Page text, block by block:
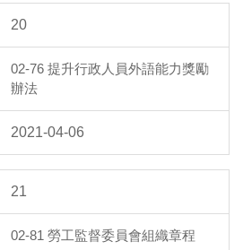
20
02-76 提升行政人員外語能力獎勵
辦法
2021-04-06
21
02-81 勞工監督委員會組織章程